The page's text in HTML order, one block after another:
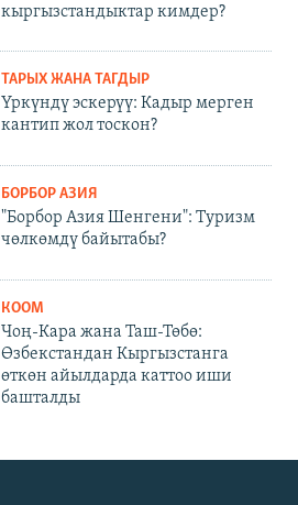
кыргызстандыктар кимдер?
ТАРЫХ ЖАНА ТАГДЫР
Үркүндү эскерүү: Кадыр мерген
кантип жол тоскон?
БОРБОР АЗИЯ
"Борбор Азия Шенгени": Туризм
чөлкөмдү байытабы?
КООМ
Чоң-Кара жана Таш-Төбө:
Өзбекстандан Кыргызстанга
өткөн айылдарда каттоо иши
башталды